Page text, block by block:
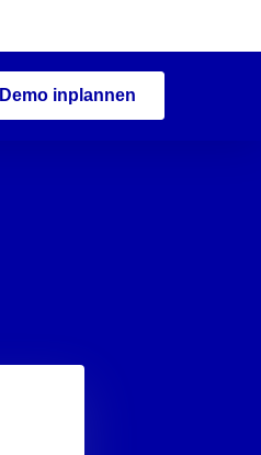
Demo inplannen